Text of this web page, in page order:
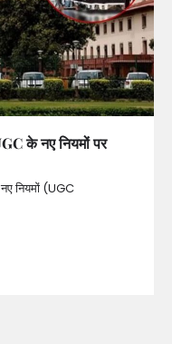
के नए नियमों पर
नियमों (UGC